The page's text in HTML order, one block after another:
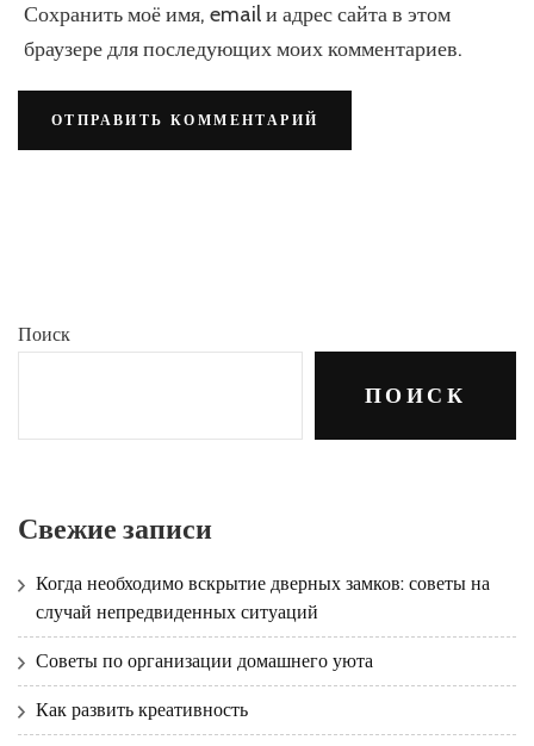
Сохранить моё имя, email и адрес сайта в этом
браузере для последующих моих комментариев.
Поиск
ПОИСК
Свежие записи
Когда необходимо вскрытие дверных замков: советы на
случай непредвиденных ситуаций
Советы по организации домашнего уюта
Как развить креативность